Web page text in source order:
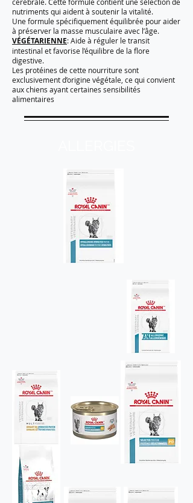
nutriments qui aident à soutenir la vitalité.
Une formule spécifiquement équilibrée pour aider
à préserver la masse musculaire avec l’âge.
VÉGÉTARIENNE: Aide à réguler le transit
intestinal et favorise l’équilibre de la flore
digestive.
Les protéines de cette nourriture sont
exclusivement d’origine végétale, ce qui convient
aux chiens ayant certaines sensibilités
alimentaires